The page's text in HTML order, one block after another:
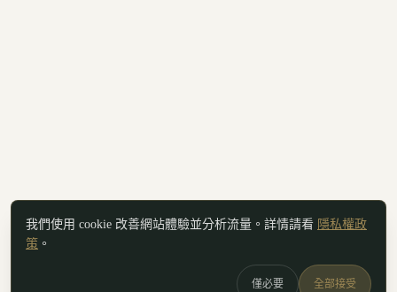
我們使用 cookie 改善網站體驗並分析流量。詳情請看 隱私權政
策 。
僅必要 全部接受